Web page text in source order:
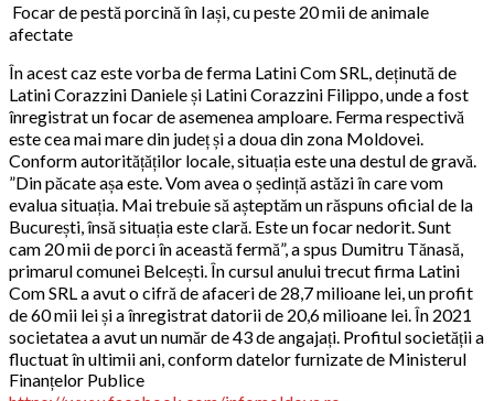
Focar de pestă porcină în Iași, cu peste 20 mii de animale
afectate
În acest caz este vorba de ferma Latini Com SRL, deținută de
Latini Corazzini Daniele și Latini Corazzini Filippo, unde a fost
înregistrat un focar de asemenea amploare. Ferma respectivă
este cea mai mare din județ și a doua din zona Moldovei.
Conform autoritățăților locale, situația este una destul de gravă.
”Din păcate așa este. Vom avea o ședință astăzi în care vom
evalua situația. Mai trebuie să așteptăm un răspuns oficial de la
București, însă situația este clară. Este un focar nedorit. Sunt
cam 20 mii de porci în această fermă”, a spus Dumitru Tănasă,
primarul comunei Belcești. În cursul anului trecut firma Latini
Com SRL a avut o cifră de afaceri de 28,7 milioane lei, un profit
de 60 mii lei și a înregistrat datorii de 20,6 milioane lei. În 2021
societatea a avut un număr de 43 de angajați. Profitul societății a
fluctuat în ultimii ani, conform datelor furnizate de Ministerul
Finanțelor Publice